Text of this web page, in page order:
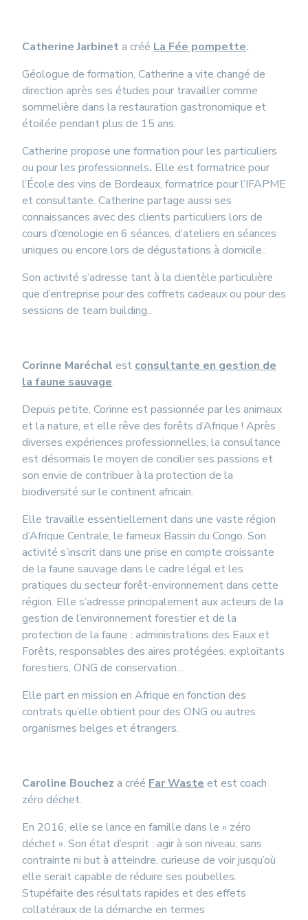
Catherine Jarbinet a créé La Fée pompette.
Géologue de formation, Catherine a vite changé de
direction après ses études pour travailler comme
sommelière dans la restauration gastronomique et
étoilée pendant plus de 15 ans.
Catherine propose une formation pour les particuliers
ou pour les professionnels. Elle est formatrice pour
l’École des vins de Bordeaux, formatrice pour l’IFAPME
et consultante. Catherine partage aussi ses
connaissances avec des clients particuliers lors de
cours d’œnologie en 6 séances, d’ateliers en séances
uniques ou encore lors de dégustations à domicile..
Son activité s’adresse tant à la clientèle particulière
que d’entreprise pour des coffrets cadeaux ou pour des
sessions de team building..
Corinne Maréchal est consultante en gestion de
la faune sauvage.
Depuis petite, Corinne est passionnée par les animaux
et la nature, et elle rêve des forêts d’Afrique ! Après
diverses expériences professionnelles, la consultance
est désormais le moyen de concilier ses passions et
son envie de contribuer à la protection de la
biodiversité sur le continent africain.
Elle travaille essentiellement dans une vaste région
d’Afrique Centrale, le fameux Bassin du Congo. Son
activité s’inscrit dans une prise en compte croissante
de la faune sauvage dans le cadre légal et les
pratiques du secteur forêt-environnement dans cette
région. Elle s’adresse principalement aux acteurs de la
gestion de l’environnement forestier et de la
protection de la faune : administrations des Eaux et
Forêts, responsables des aires protégées, exploitants
forestiers, ONG de conservation…
Elle part en mission en Afrique en fonction des
contrats qu’elle obtient pour des ONG ou autres
organismes belges et étrangers.
Caroline Bouchez a créé Far Waste et est coach
zéro déchet.
En 2016, elle se lance en famille dans le « zéro
déchet ». Son état d’esprit : agir à son niveau, sans
contrainte ni but à atteindre, curieuse de voir jusqu’où
elle serait capable de réduire ses poubelles.
Stupéfaite des résultats rapides et des effets
collatéraux de la démarche en termes